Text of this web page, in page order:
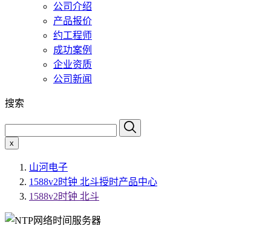
公司介绍
产品报价
约工程师
成功案例
企业资质
公司新闻
搜索
x
山河电子
1588v2时钟 北斗授时产品中心
1588v2时钟 北斗